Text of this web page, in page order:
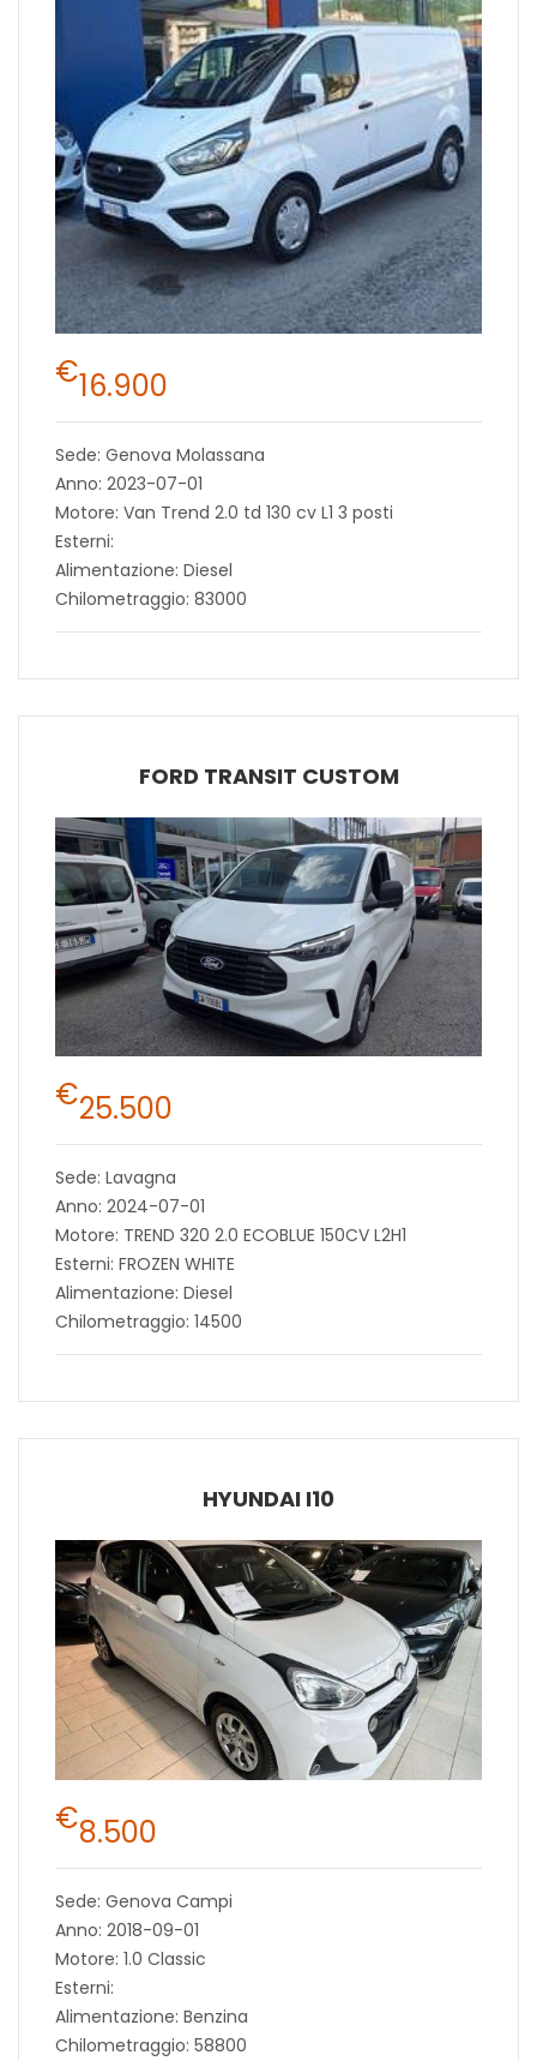
€16.900
Sede: Genova Molassana
Anno: 2023-07-01
Motore: Van Trend 2.0 td 130 cv L1 3 posti
Esterni:
Alimentazione: Diesel
Chilometraggio: 83000
FORD TRANSIT CUSTOM
€25.500
Sede: Lavagna
Anno: 2024-07-01
Motore: TREND 320 2.0 ECOBLUE 150CV L2H1
Esterni: FROZEN WHITE
Alimentazione: Diesel
Chilometraggio: 14500
HYUNDAI I10
€8.500
Sede: Genova Campi
Anno: 2018-09-01
Motore: 1.0 Classic
Esterni:
Alimentazione: Benzina
Chilometraggio: 58800